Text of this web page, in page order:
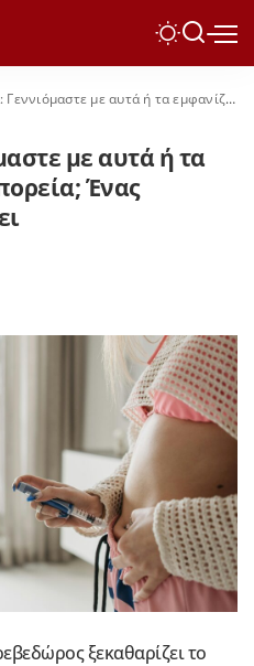
με αυτά ή τα εμφανίζουμε στην πορεία; Ένας βιοχημικός απαντάει
με αυτά ή τα
Ένας
ξεκαθαρίζει το